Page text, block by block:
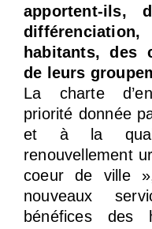
apportent-ils,
habitants, des
de leurs
La charte
priorité donnée
et à la
renouvellement
coeur de ville
nouveaux
bénéfices des